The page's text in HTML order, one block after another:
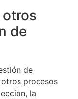
otros
de
de
procesos
la